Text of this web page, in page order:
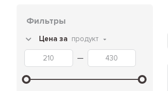
Фильтры
Цена за продукт
—